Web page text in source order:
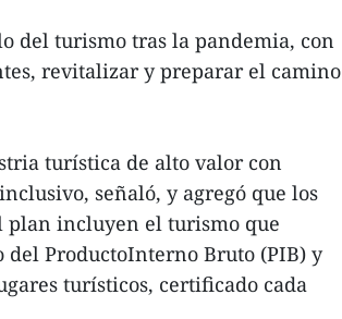
del turismo tras la pandemia, con
revitalizar y preparar el camino
turística de alto valor con
señaló, y agregó que los
plan incluyen el turismo que
ProductoInterno Bruto (PIB) y
turísticos, certificado cada